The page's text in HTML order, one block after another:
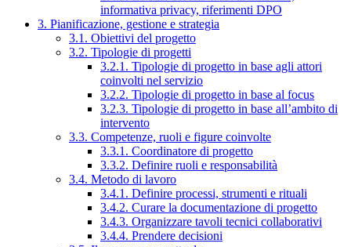
informativa privacy, riferimenti DPO
3. Pianificazione, gestione e strategia
3.1. Obiettivi del progetto
3.2. Tipologie di progetti
3.2.1. Tipologie di progetto in base agli attori
coinvolti nel servizio
3.2.2. Tipologie di progetto in base al focus
3.2.3. Tipologie di progetto in base all’ambito di
intervento
3.3. Competenze, ruoli e figure coinvolte
3.3.1. Coordinatore di progetto
3.3.2. Definire ruoli e responsabilità
3.4. Metodo di lavoro
3.4.1. Definire processi, strumenti e rituali
3.4.2. Curare la documentazione di progetto
3.4.3. Organizzare tavoli tecnici collaborativi
3.4.4. Prendere decisioni